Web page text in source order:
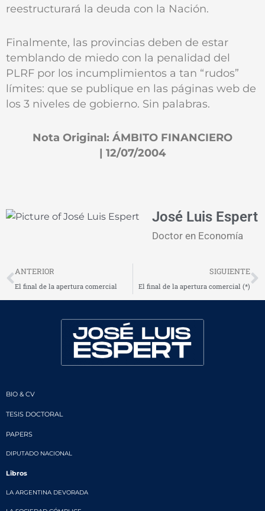
reestructurará la deuda con la Nación.
Finalmente, las provincias deben de estar
temblando de miedo con la penalidad del
PLRF por los incumplimientos a tan “rudos”
límites: que se publique en las páginas web de
los 3 niveles de gobierno. Sin palabras.
Nota Original: ÁMBITO FINANCIERO
| 12/07/2004
José Luis Espert
Doctor en Economía
Prev
ANTERIOR
El final de la apertura comercial
SIGUIENTE
El final de la apertura comercial (*)
BIO & CV
TESIS DOCTORAL
PAPERS
DIPUTADO NACIONAL
Libros
LA ARGENTINA DEVORADA